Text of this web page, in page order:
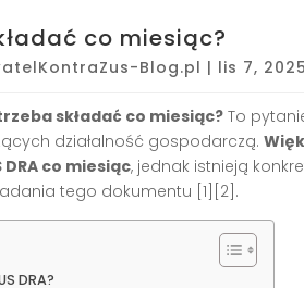
co miesiąc?
Blog.pl | lis 7, 2025
składać co miesiąc?To
działalność gospodarczą.
co miesiąc, jednak istnieją
tego dokumentu [1][2] .
DRA?